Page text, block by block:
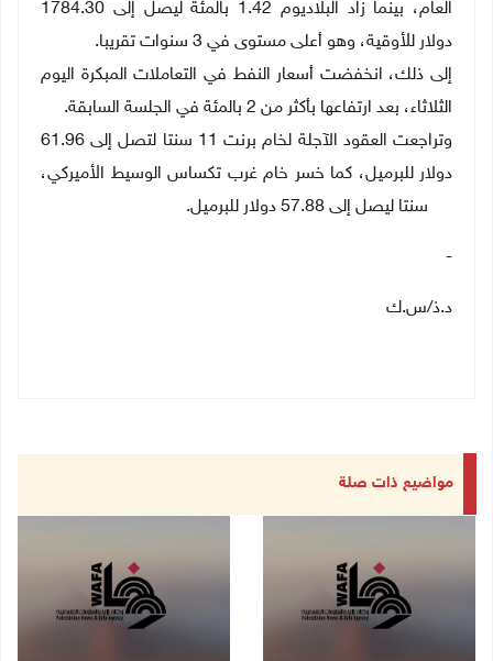
العام، بينما زاد البلاديوم 1.42 بالمئة ليصل إلى 1784.30
دولار للأوقية، وهو أعلى مستوى في 3 سنوات تقريبا
.
إلى ذلك، انخفضت أسعار النفط في التعاملات المبكرة اليوم
الثلاثاء، بعد ارتفاعها بأكثر من 2 بالمئة في الجلسة السابقة
.
وتراجعت العقود
الآجلة لخام برنت 11 سنتا لتصل إلى 61.96
دولار للبرميل، كما خسر خام غرب تكساس ‌الوسيط الأميركي،
.
-
د.ذ/س.ك
مواضيع ذات صلة